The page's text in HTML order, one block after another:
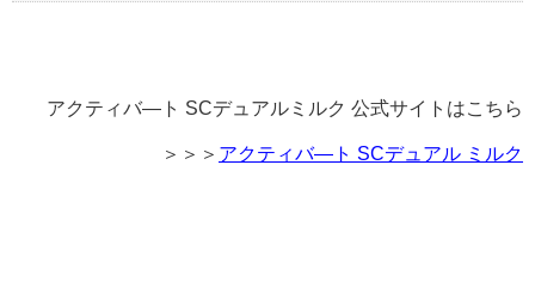
アクティバ―ト SCデュアルミルク 公式サイトはこちら
＞＞＞ アクティバ―ト SCデュアル ミルク